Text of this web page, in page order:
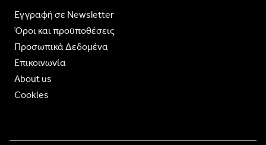
Eγγραφή σε Newsletter
Όροι και προϋποθέσεις
Προσωπικά Δεδομένα
Επικοινωνία
About us
Cookies